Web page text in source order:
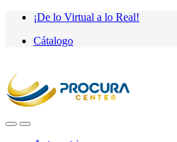
Saltar
navegación
saltar
contenido
¡De lo Virtual a lo Real!
Cátalogo